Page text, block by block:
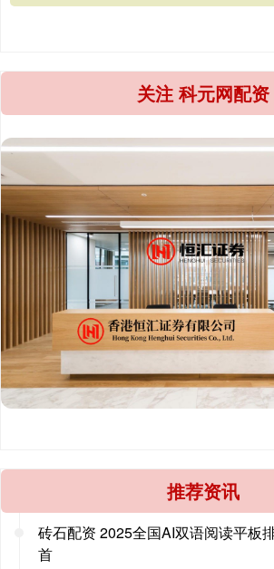
关注 科元网配资
推荐资讯
砖石配资 2025全国AI双语阅读平板
首